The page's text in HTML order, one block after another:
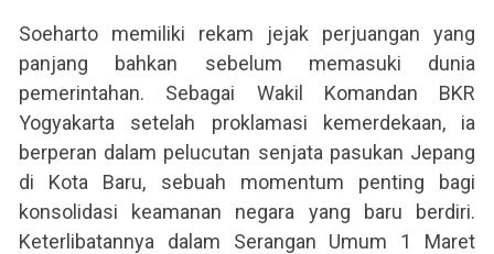
Soeharto memiliki rekam jejak perjuangan yang
panjang bahkan sebelum memasuki dunia
pemerintahan. Sebagai Wakil Komandan BKR
Yogyakarta setelah proklamasi kemerdekaan, ia
berperan dalam pelucutan senjata pasukan Jepang
di Kota Baru, sebuah momentum penting bagi
konsolidasi keamanan negara yang baru berdiri.
Keterlibatannya dalam Serangan Umum 1 Maret